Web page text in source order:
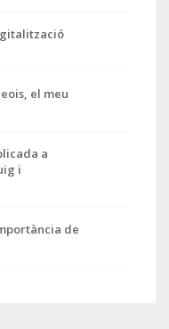
el meu
a
i
de